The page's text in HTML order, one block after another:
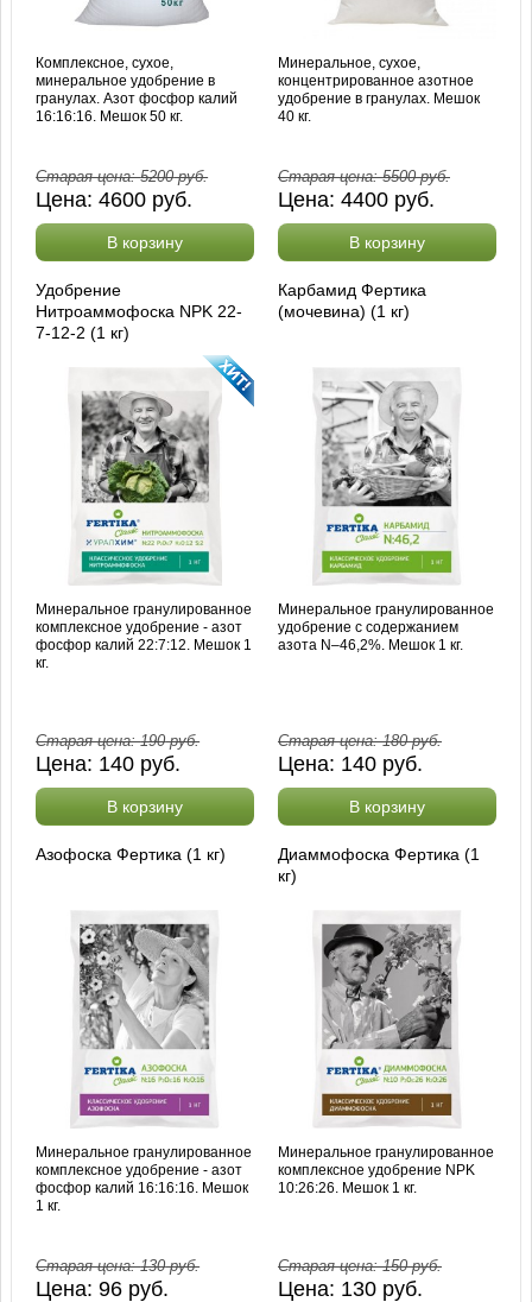
Комплексное, сухое,
минеральное удобрение в
гранулах. Азот фосфор калий
16:16:16. Мешок 50 кг.
Старая цена:5200руб.
Цена:4600 руб.
В корзину
Минеральное, сухое,
концентрированное азотное
удобрение в гранулах. Мешок
40 кг.
Старая цена:5500руб.
Цена: 4400 руб.
В корзину
Удобрение
Нитроаммофоска NPK 22-
7-12-2 (1 кг)
Минеральное гранулированное
комплексное удобрение - азот
фосфор калий 22:7:12. Мешок 1
кг.
Старая цена:190руб.
Цена: 140 руб.
В корзину
Карбамид Фертика
(мочевина) (1 кг)
Минеральное гранулированное
удобрение с содержанием
азота N–46,2%. Мешок 1 кг.
Старая цена:180руб.
Цена: 140 руб.
В корзину
Азофоска Фертика (1 кг)
Минеральное гранулированное
комплексное удобрение - азот
фосфор калий 16:16:16. Мешок
1 кг.
Старая цена:130руб.
Цена:96 руб.
Диаммофоска Фертика (1
кг)
Минеральное гранулированное
комплексное удобрение NPK
10:26:26. Мешок 1 кг.
Старая цена:150руб.
Цена: 130 руб.